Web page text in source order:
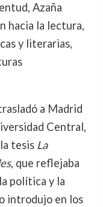
Azaña
hacia la lectura,
y literarias,
a Madrid
Central,
tesis La
, que reflejaba
política y la
introdujo en los